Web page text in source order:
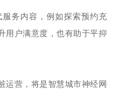
务内容，例如探索预约充
用户满意度，也有助于平抑
运营，将是智慧城市神经网